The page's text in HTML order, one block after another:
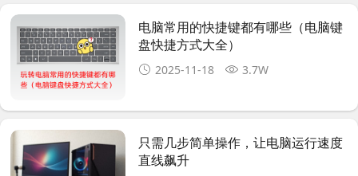
电脑常用的快捷键都有哪些（电脑键
盘快捷方式大全）
2025-11-18 3.7W
只需几步简单操作，让电脑运行速度
直线飙升